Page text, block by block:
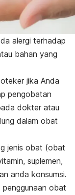
alergi terhadap
bahan yang
jika Anda
pengobatan
dokter atau
dalam obat
jenis obat (obat
suplemen,
anda konsumsi.
penggunaan obat